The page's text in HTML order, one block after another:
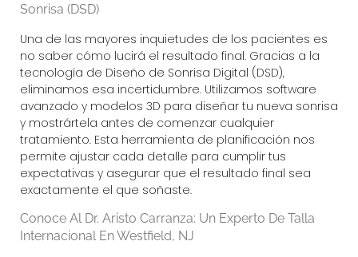
Sonrisa (DSD)
Una de las mayores inquietudes de los pacientes es
no saber cómo lucirá el resultado final. Gracias a la
tecnología de Diseño de Sonrisa Digital (DSD),
eliminamos esa incertidumbre. Utilizamos software
avanzado y modelos 3D para diseñar tu nueva sonrisa
y mostrártela antes de comenzar cualquier
tratamiento. Esta herramienta de planificación nos
permite ajustar cada detalle para cumplir tus
expectativas y asegurar que el resultado final sea
exactamente el que soñaste.
Conoce Al Dr. Aristo Carranza: Un Experto De Talla
Internacional En Westfield, NJ